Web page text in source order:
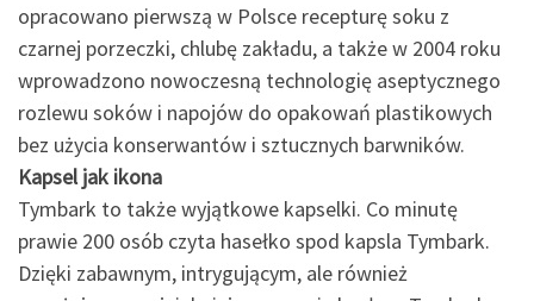
opracowano pierwszą w Polsce recepturę soku z
czarnej porzeczki, chlubę zakładu, a także w 2004 roku
wprowadzono nowoczesną technologię aseptycznego
rozlewu soków i napojów do opakowań plastikowych
bez użycia konserwantów i sztucznych barwników.
Kapsel jak ikona
Tymbark to także wyjątkowe kapselki. Co minutę
prawie 200 osób czyta hasełko spod kapsla Tymbark.
Dzięki zabawnym, intrygującym, ale również